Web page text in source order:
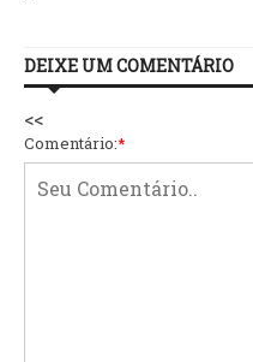
DEIXE UM COMENTÁRIO
<<
Comentário:*